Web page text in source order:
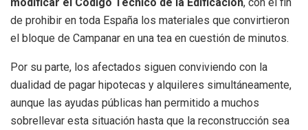
de prohibir en toda España los materiales que convirtieron
el bloque de Campanar en una tea en cuestión de minutos.
Por su parte, los afectados siguen conviviendo con la
dualidad de pagar hipotecas y alquileres simultáneamente,
aunque las ayudas públicas han permitido a muchos
sobrellevar esta situación hasta que la reconstrucción sea